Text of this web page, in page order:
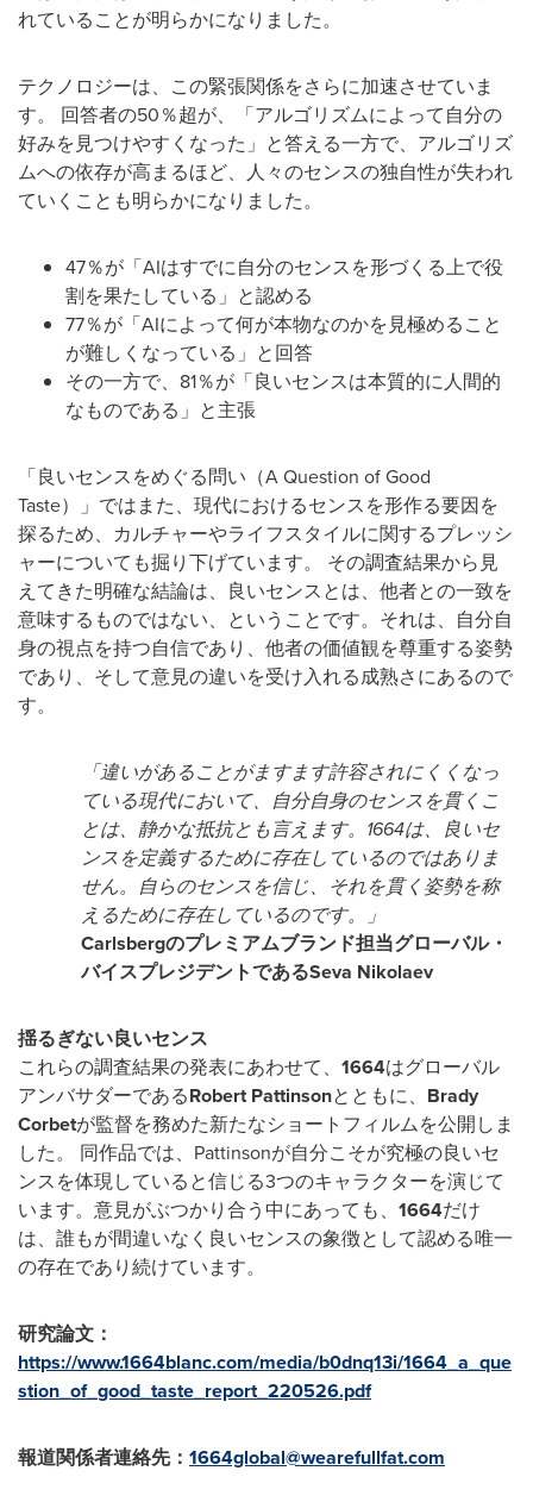
れていることが明らかになりました。
テクノロジーは、この緊張関係をさらに加速させていま
す。 回答者の50％超が、「アルゴリズムによって自分の
好みを見つけやすくなった」と答える一方で、アルゴリズ
ムへの依存が高まるほど、人々のセンスの独自性が失われ
ていくことも明らかになりました。
47％が「AIはすでに自分のセンスを形づくる上で役
割を果たしている」と認める
77％が「AIによって何が本物なのかを見極めること
が難しくなっている」と回答
その一方で、81％が「良いセンスは本質的に人間的
なものである」と主張
「良いセンスをめぐる問い（A Question of Good
Taste）」ではまた、現代におけるセンスを形作る要因を
探るため、カルチャーやライフスタイルに関するプレッシ
ャーについても掘り下げています。 その調査結果から見
えてきた明確な結論は、良いセンスとは、他者との一致を
意味するものではない、ということです。それは、自分自
身の視点を持つ自信であり、他者の価値観を尊重する姿勢
であり、そして意見の違いを受け入れる成熟さにあるので
す。
「違いがあることがますます許容されにくくなっ
ている現代において、自分自身のセンスを貫くこ
とは、静かな抵抗とも言えます。1664は、良いセ
ンスを定義するために存在しているのではありま
せん。自らのセンスを信じ、それを貫く姿勢を称
えるために存在しているのです。」
Carlsbergのプレミアムブランド担当グローバル・
バイスプレジデントであるSeva Nikolaev
揺るぎない良いセンス
これらの調査結果の発表にあわせて、 1664はグローバル
アンバサダーであるRobert Pattinsonとともに、 Brady
Corbetが監督を務めた新たなショートフィルムを公開しま
した。 同作品では、Pattinsonが自分こそが究極の良いセ
ンスを体現していると信じる3つのキャラクターを演じて
います。意見がぶつかり合う中にあっても、 1664だけ
は、誰もが間違いなく良いセンスの象徴として認める唯一
の存在であり続けています。
研究論文：
https://www.1664blanc.com/media/b0dnq13i/1664_a_que
stion_of_good_taste_report_220526.pdf
報道関係者連絡先： 1664global@wearefullfat.com